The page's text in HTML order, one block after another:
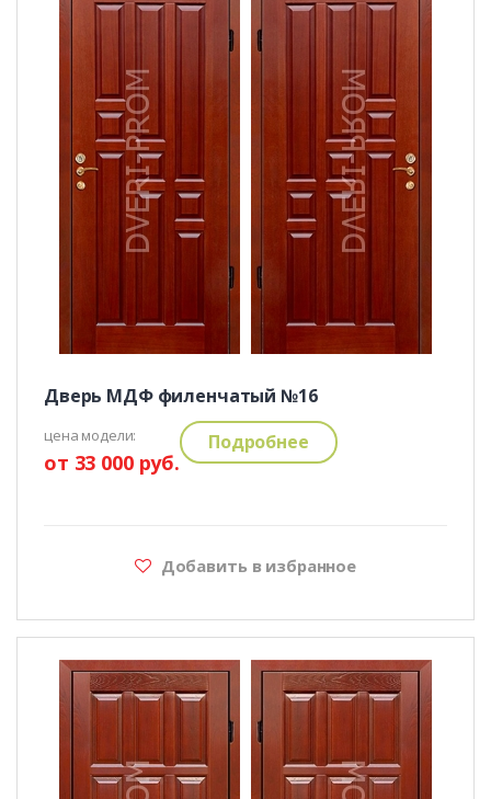
Дверь МДФ филенчатый №16
цена модели:
от 33 000 руб.
Подробнее
Добавить в избранное